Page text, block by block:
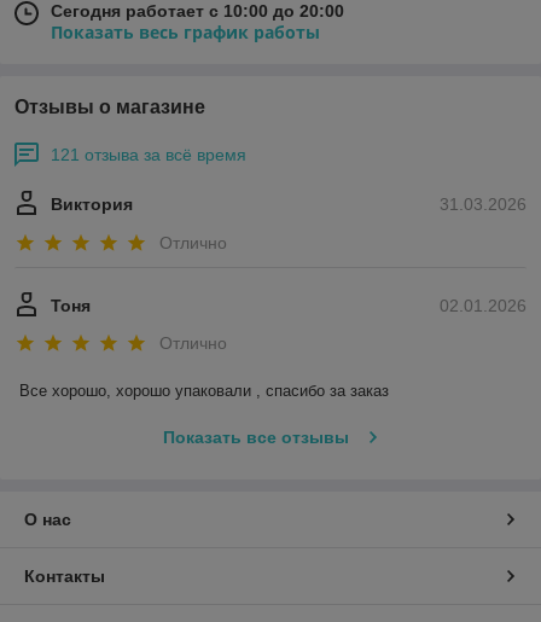
Сегодня работает с 10:00 до 20:00
Показать весь график работы
Отзывы о магазине
121 отзыва за всё время
31.03.2026
Виктория
Отлично
02.01.2026
Тоня
Отлично
Все хорошо, хорошо упаковали , спасибо за заказ
Показать все отзывы
О нас
Контакты